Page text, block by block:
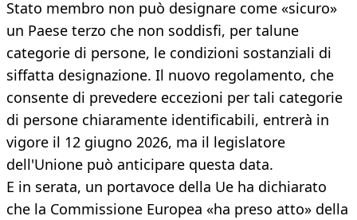
Stato membro non può designare come «sicuro»
un Paese terzo che non soddisfi, per talune
categorie di persone, le condizioni sostanziali di
siffatta designazione. Il nuovo regolamento, che
consente di prevedere eccezioni per tali categorie
di persone chiaramente identificabili, entrerà in
vigore il 12 giugno 2026, ma il legislatore
dell'Unione può anticipare questa data.
E in serata, un portavoce della Ue ha dichiarato
che la Commissione Europea «ha preso atto» della